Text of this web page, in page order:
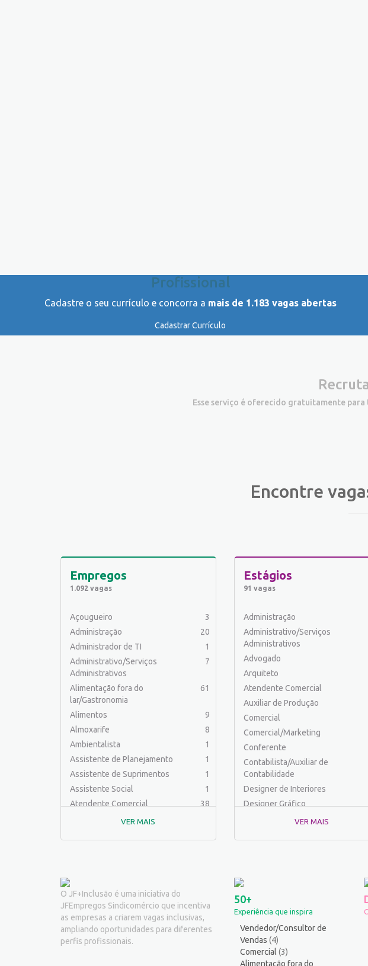
Profissional
Cadastre o seu currículo e concorra a mais de 1.183 vagas abertas
Cadastrar Currículo
Esse serviço é oferecido gratuitamente para
Encontre
Empregos
1.092 vagas
Açougueiro
3
Administração
20
Administrador de TI
1
Administrativo/Serviços
Administrativos
7
Alimentação fora do
lar/Gastronomia
61
Alimentos
9
Almoxarife
8
Ambientalista
1
Assistente de Planejamento
1
Assistente de Suprimentos
1
Assistente Social
1
Atendente Comercial
38
Auxiliar de Cozinha
Auxiliar de Produção
Auxiliar de Serviços
20
Balconista
25
Barman
VER MAIS
Estágios
91 vagas
Administração
Administrativo/Serviços
Administrativos
Advogado
Arquiteto
Atendente Comercial
Auxiliar de Produção
Comercial
Comercial/Marketing
Conferente
Contabilista/Auxiliar de
Contabilidade
Designer de Interiores
Designer Gráfico
Educador Físico
Ferramenteiro
Logística
Mecânico industrial
Outros
VER MAIS
O JF+Inclusão é uma iniciativa do
JFEmpregos Sindicomércio que incentiva
as empresas a criarem vagas inclusivas,
ampliando oportunidades para diferentes
perfis profissionais.
50+
Experiência que inspira
Vendedor/Consultor de
Vendas (4)
Comercial (3)
Alimentação fora do